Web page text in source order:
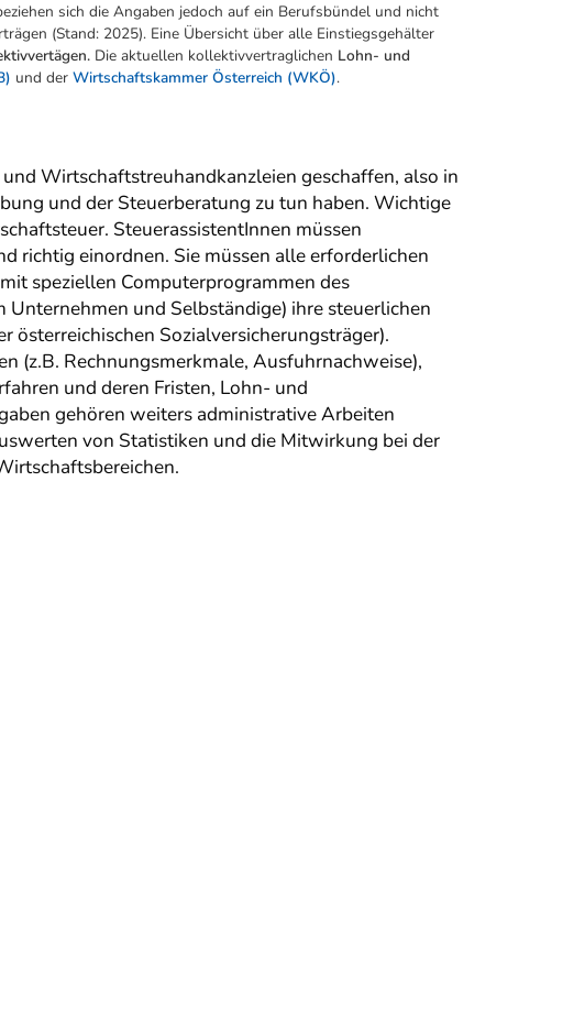
sich die Angaben jedoch auf ein Berufsbündel und nicht
(Stand: 2025). Eine Übersicht über alle Einstiegsgehälter
Die aktuellen kollektivvertraglichen Lohn- und
und der Wirtschaftskammer Österreich (WKÖ).
Wirtschaftstreuhandkanzleien geschaffen, also in
und der Steuerberatung zu tun haben. Wichtige
SteuerassistentInnen müssen
richtig einordnen. Sie müssen alle erforderlichen
speziellen Computerprogrammen des
und Selbständige) ihre steuerlichen
österreichischen Sozialversicherungsträger).
(z.B. Rechnungsmerkmale, Ausfuhrnachweise),
und deren Fristen, Lohn- und
gehören weiters administrative Arbeiten
von Statistiken und die Mitwirkung bei der